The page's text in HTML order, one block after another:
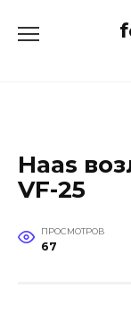
Haas
VF-25
ПРОСМОТРОВ
67